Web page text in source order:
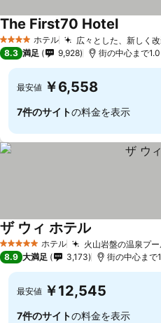
4 ホテルのランク
ホテル 広々とした、新しく
The First70 Hotel
8.3 満足 9,928 街の中心まで
最安値 ￥6,558
7件のサイトの料金を表示
5 ホテルのランク
ホテル 火山岩盤の温泉プ
ザ ウィ ホテル
8.9 大満足 3,173 街の中心まで
最安値 ￥12,545
7件のサイトの料金を表示